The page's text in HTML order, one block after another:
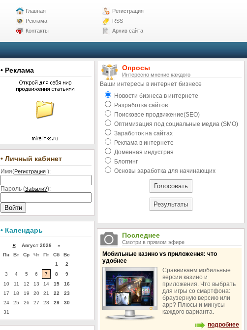
Главная
Реклама
Контакты
Регистрация
RSS
Архив сайта
• Реклама
• Личный кабинет
Имя(Регистрация ):
Пароль (Забыли?):
Войти
• Календарь
«Август 2026 »
Пн
Вт Ср Чт Пт Сб
Вс
1
2
3
4 5 6 7 8
9
10
11 12 13 14 15
16
17
18 19 20 21 22
23
24
25 26 27 28 29
30
31
Опросы
Интересно мнение каждого
Ваши интересы в интернет бизнесе
Новости бизнеса в интернете
Разработка сайтов
Поисковое продвижение(SEO)
Оптимизация под социальные медиа (SMO)
Заработок на сайтах
Реклама в интернете
Доменная индустрия
Блоггинг
Основы заработка для начинающих
Последнее
Смотри в прямом эфире
Мобильные казино vs приложения: что
удобнее
Сравниваем мобильные
версии казино и
приложения. Что выбрать
для игры со смартфона:
браузерную версию или
app? Плюсы и минусы
каждого варианта.
подробнее